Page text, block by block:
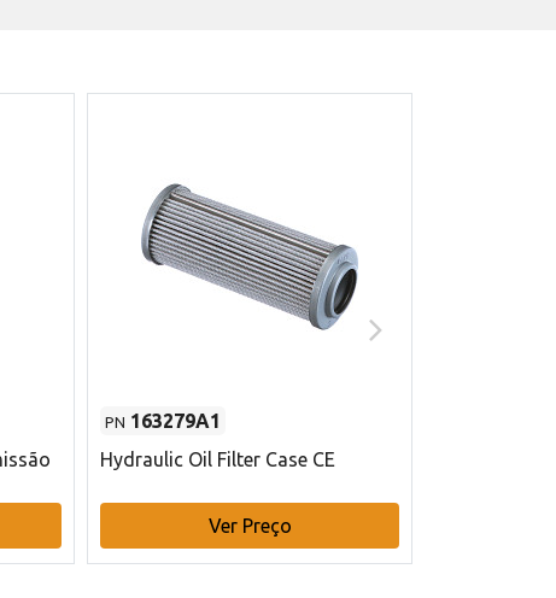
PN 163279A1
Hydraulic Oil Filter Case CE
Ver Preço